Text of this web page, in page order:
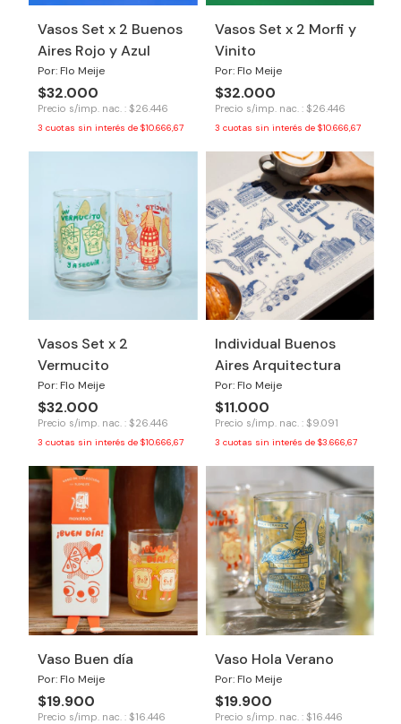
Vasos Set x 2 Buenos
Aires Rojo y Azul
Por: Flo Meije
$32.000
Precio s/imp. nac. : $26.446
3 cuotas sin interés de $10.666,67
Vasos Set x 2 Morfi y
Vinito
Por: Flo Meije
$32.000
Precio s/imp. nac. : $26.446
3 cuotas sin interés de $10.666,67
Vasos Set x 2
Vermucito
Por: Flo Meije
$32.000
Precio s/imp. nac. : $26.446
3 cuotas sin interés de $10.666,67
Individual Buenos
Aires Arquitectura
Por: Flo Meije
$11.000
Precio s/imp. nac. : $9.091
3 cuotas sin interés de $3.666,67
Vaso Buen día
Por: Flo Meije
$19.900
Precio s/imp. nac. : $16.446
Vaso Hola Verano
Por: Flo Meije
$19.900
Precio s/imp. nac. : $16.446